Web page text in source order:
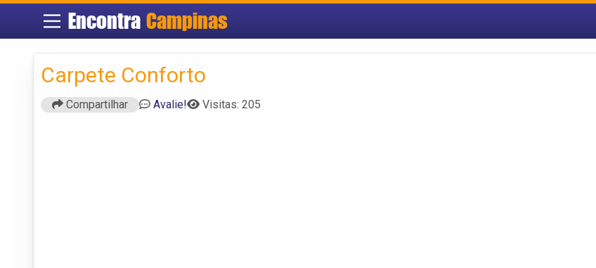
EncontraCampinas
Carpete Conforto
Compartilhar Avalie! Visitas: 205